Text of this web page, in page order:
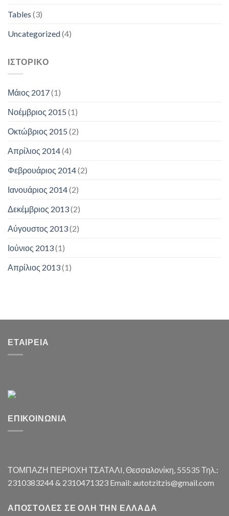
Tables (3)
Uncategorized(4)
ΙΣΤΟΡΙΚΌ
Μάιος 2017(1)
Νοέμβριος 2015 (1)
Οκτώβριος 2015 (2)
Απρίλιος 2014(4)
Φεβρουάριος 2014(2)
Ιανουάριος 2014(2)
Δεκέμβριος 2013(2)
Αύγουστος 2013(2)
Ιούνιος 2013(1)
Απρίλιος 2013(1)
ΕΤΑΙΡΕΊΑ
ΕΠΙΚΟΙΝΩΝΊΑ
ΤΟΜΠΑΖΗ ΠΕΡΙΟΧΗ ΤΣΑΤΑΛI, Θεσσαλονίκη, 55535 Τηλ.:
2310383244 & 2310471323 Email: autotzitzis@gmail.com
ΑΠΟΣΤΟΛΈΣ ΣΕ ΌΛΗ ΤΗΝ ΕΛΛΆΔΑ